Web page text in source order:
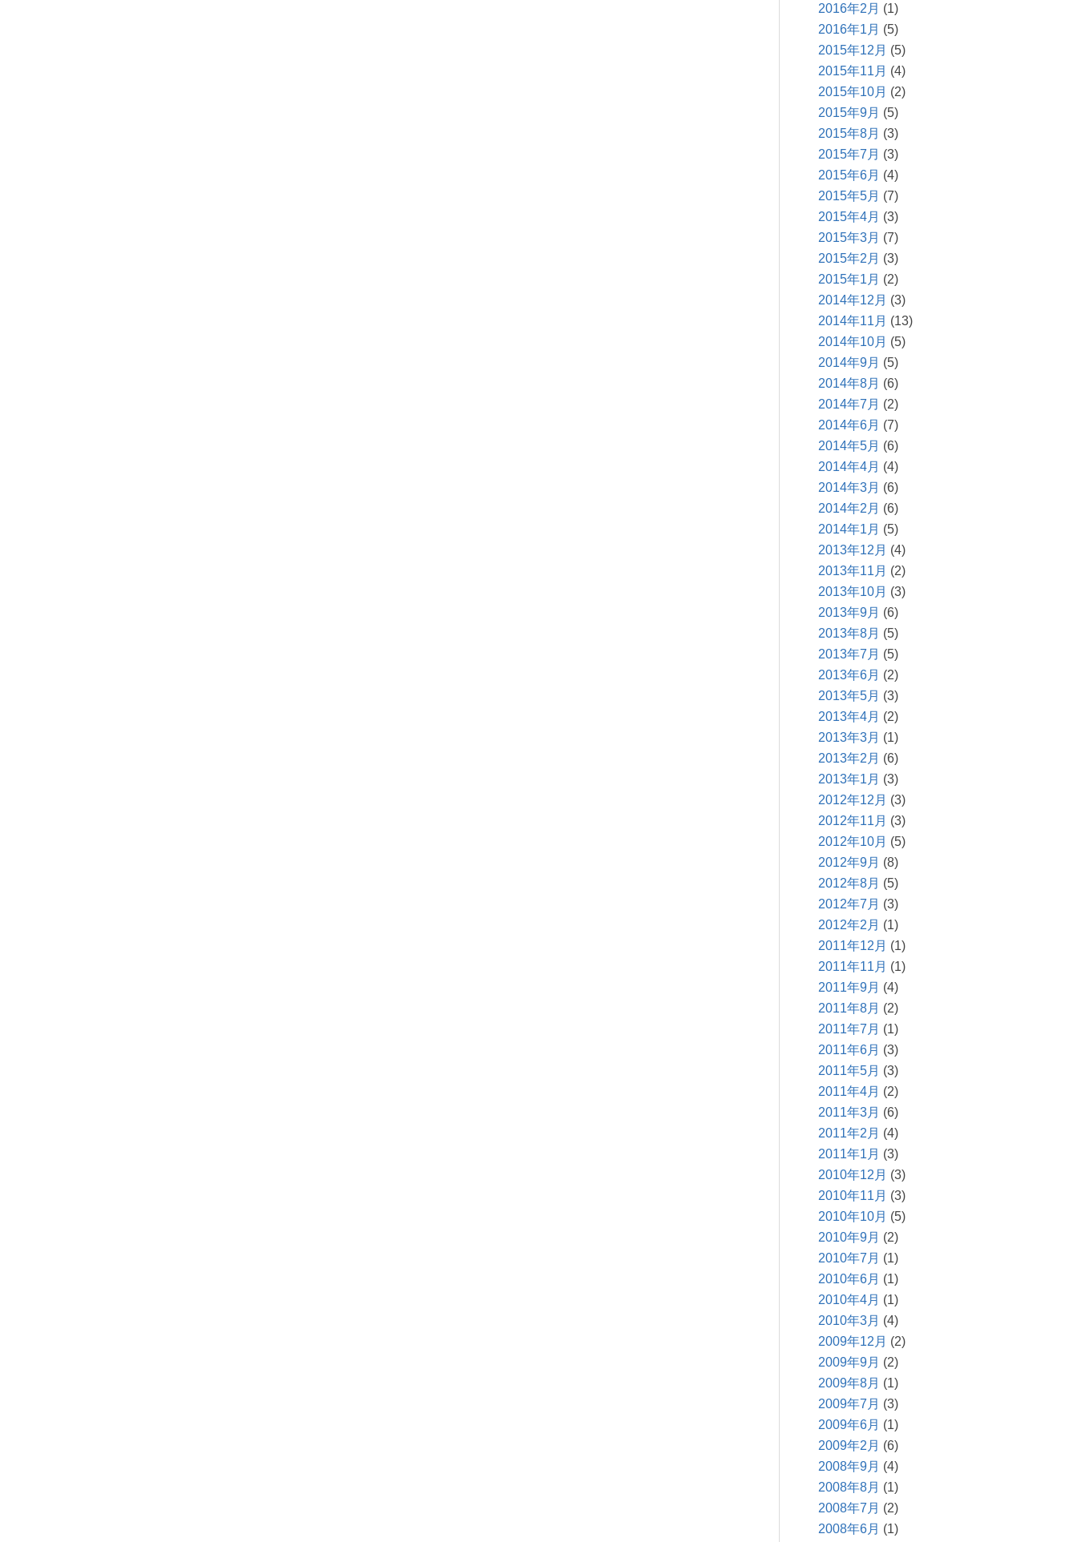
2016年2月 (1)
2016年1月 (5)
2015年12月 (5)
2015年11月 (4)
2015年10月 (2)
2015年9月 (5)
2015年8月 (3)
2015年7月 (3)
2015年6月 (4)
2015年5月 (7)
2015年4月 (3)
2015年3月 (7)
2015年2月 (3)
2015年1月 (2)
2014年12月 (3)
2014年11月 (13)
2014年10月 (5)
2014年9月 (5)
2014年8月 (6)
2014年7月 (2)
2014年6月 (7)
2014年5月 (6)
2014年4月 (4)
2014年3月 (6)
2014年2月 (6)
2014年1月 (5)
2013年12月 (4)
2013年11月 (2)
2013年10月 (3)
2013年9月 (6)
2013年8月 (5)
2013年7月 (5)
2013年6月 (2)
2013年5月 (3)
2013年4月 (2)
2013年3月 (1)
2013年2月 (6)
2013年1月 (3)
2012年12月 (3)
2012年11月 (3)
2012年10月 (5)
2012年9月 (8)
2012年8月 (5)
2012年7月 (3)
2012年2月 (1)
2011年12月 (1)
2011年11月 (1)
2011年9月 (4)
2011年8月 (2)
2011年7月 (1)
2011年6月 (3)
2011年5月 (3)
2011年4月 (2)
2011年3月 (6)
2011年2月 (4)
2011年1月 (3)
2010年12月 (3)
2010年11月 (3)
2010年10月 (5)
2010年9月 (2)
2010年7月 (1)
2010年6月 (1)
2010年4月 (1)
2010年3月 (4)
2009年12月 (2)
2009年9月 (2)
2009年8月 (1)
2009年7月 (3)
2009年6月 (1)
2009年2月 (6)
2008年9月 (4)
2008年8月 (1)
2008年7月 (2)
2008年6月 (1)